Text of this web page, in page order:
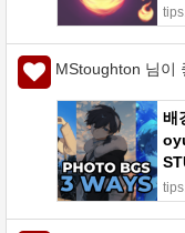
MStoughton 님이
배